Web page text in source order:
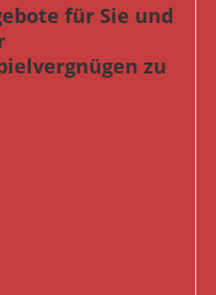
für Sie und
zu